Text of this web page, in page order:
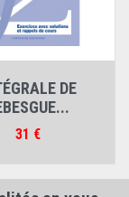
DE
Prix
31 €